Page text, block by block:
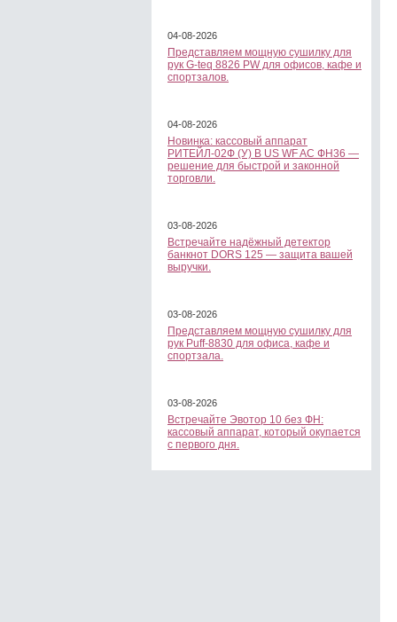
04-08-2026
Представляем мощную сушилку для
рук G-teq 8826 PW для офисов, кафе и
спортзалов.
04-08-2026
Новинка: кассовый аппарат
РИТЕЙЛ-02Ф (У) B US WF AC ФН36 —
решение для быстрой и законной
торговли.
03-08-2026
Встречайте надёжный детектор
банкнот DORS 125 — защита вашей
выручки.
03-08-2026
Представляем мощную сушилку для
рук Puff-8830 для офиса, кафе и
спортзала.
03-08-2026
Встречайте Эвотор 10 без ФН:
кассовый аппарат, который окупается
с первого дня.